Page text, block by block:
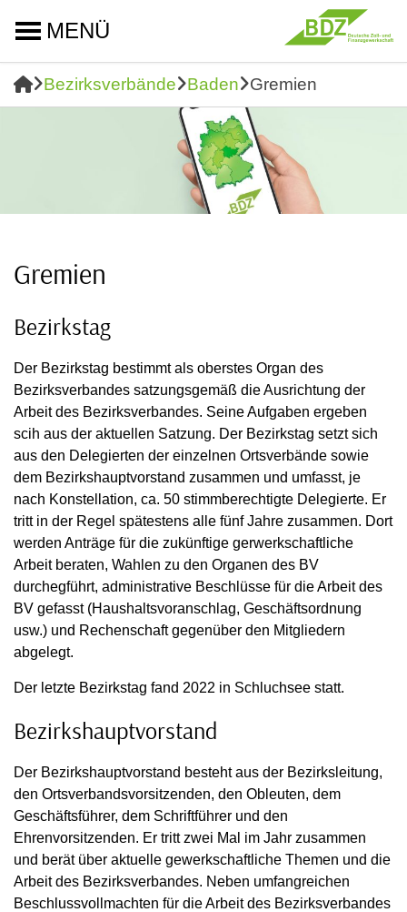
MENÜ
Bezirksverbände Baden Gremien
Gremien
Bezirkstag
Der Bezirkstag bestimmt als oberstes Organ des
Bezirksverbandes satzungsgemäß die Ausrichtung der
Arbeit des Bezirksverbandes. Seine Aufgaben ergeben
scih aus der aktuellen Satzung. Der Bezirkstag setzt sich
aus den Delegierten der einzelnen Ortsverbände sowie
dem Bezirkshauptvorstand zusammen und umfasst, je
nach Konstellation, ca. 50 stimmberechtigte Delegierte. Er
tritt in der Regel spätestens alle fünf Jahre zusammen. Dort
werden Anträge für die zukünftige gerwerkschaftliche
Arbeit beraten, Wahlen zu den Organen des BV
durchegführt, administrative Beschlüsse für die Arbeit des
BV gefasst (Haushaltsvoranschlag, Geschäftsordnung
usw.) und Rechenschaft gegenüber den Mitgliedern
abgelegt.
Der letzte Bezirkstag fand 2022 in Schluchsee statt.
Bezirkshauptvorstand
Der Bezirkshauptvorstand besteht aus der Bezirksleitung,
den Ortsverbandsvorsitzenden, den Obleuten, dem
Geschäftsführer, dem Schriftführer und den
Ehrenvorsitzenden. Er tritt zwei Mal im Jahr zusammen
und berät über aktuelle gewerkschaftliche Themen und die
Arbeit des Bezirksverbandes. Neben umfangreichen
Beschlussvollmachten für die Arbeit des Bezirksverbandes